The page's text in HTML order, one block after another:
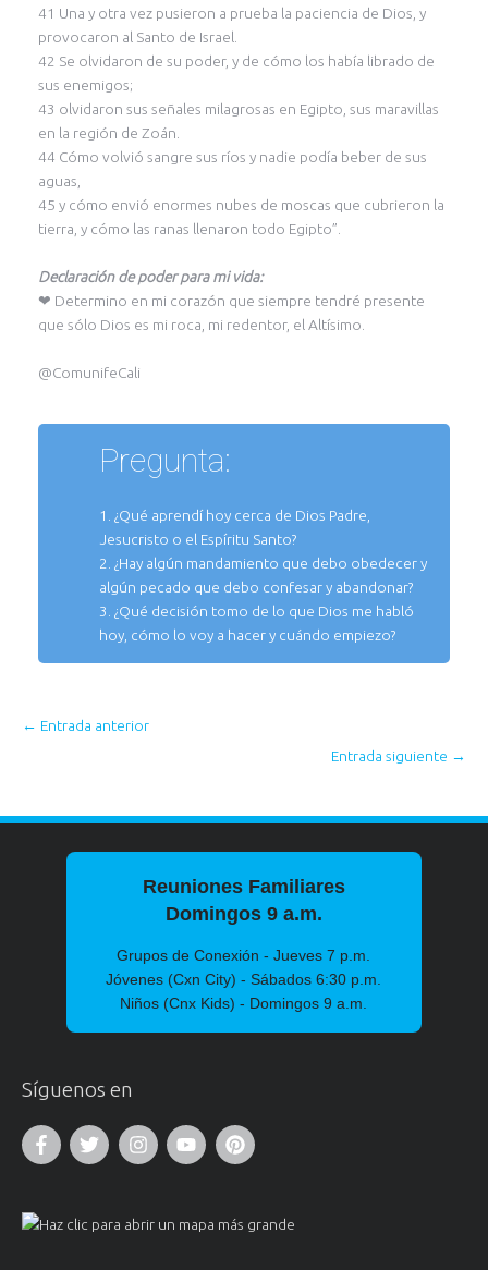
41 Una y otra vez pusieron a prueba la paciencia de Dios, y
provocaron al Santo de Israel.
42 Se olvidaron de su poder, y de cómo los había librado de
sus enemigos;
43 olvidaron sus señales milagrosas en Egipto, sus maravillas
en la región de Zoán.
44 Cómo volvió sangre sus ríos y nadie podía beber de sus
aguas,
45 y cómo envió enormes nubes de moscas que cubrieron la
tierra, y cómo las ranas llenaron todo Egipto”.
Declaración de poder para mi vida:
❤ Determino en mi corazón que siempre tendré presente
que sólo Dios es mi roca, mi redentor, el Altísimo.
@ComunifeCali
Pregunta:
1. ¿Qué aprendí hoy cerca de Dios Padre,
Jesucristo o el Espíritu Santo?
2. ¿Hay algún mandamiento que debo obedecer y
algún pecado que debo confesar y abandonar?
3. ¿Qué decisión tomo de lo que Dios me habló
hoy, cómo lo voy a hacer y cuándo empiezo?
← Entrada anterior
Entrada siguiente →
Reuniones Familiares
Domingos 9 a.m.
Grupos de Conexión - Jueves 7 p.m.
Jóvenes (Cxn City) - Sábados 6:30 p.m.
Niños (Cnx Kids) - Domingos 9 a.m.
Síguenos en